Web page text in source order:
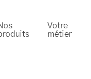
Votre
métier